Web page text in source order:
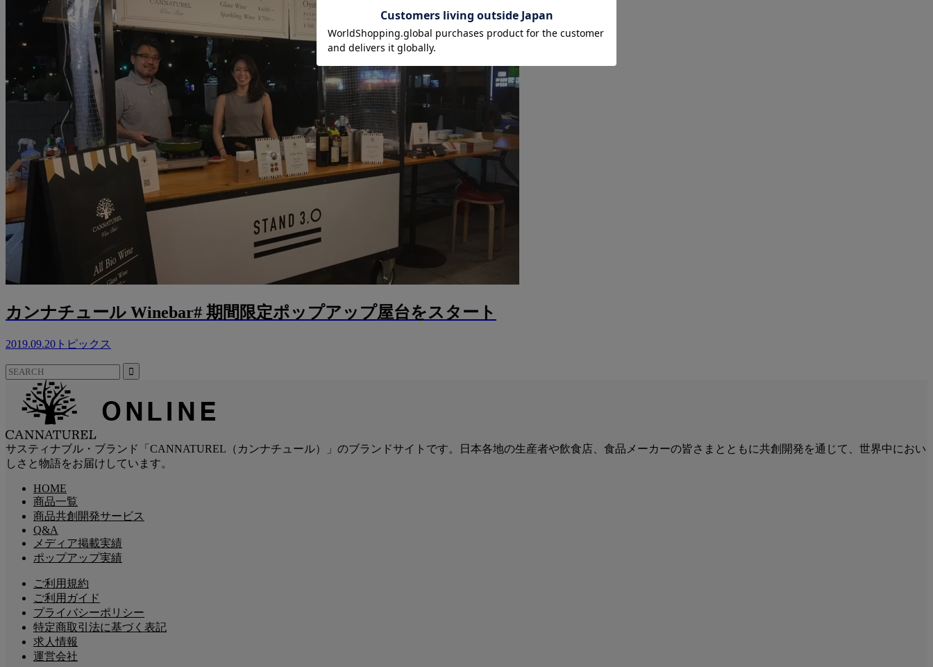
カンナチュール Winebar# 期間限定ポップアップ屋台をスタート
2019.09.20 トピックス
サスティナブル・ブランド「CANNATUREL（カンナチュール）」のブランドサイトです。日本各地の生産者や飲食店、食品メーカーの皆さまとともに共創開発を通じて、世界中におい
しさと物語をお届けしています。
HOME
商品一覧
商品共創開発サービス
Q&A
メディア掲載実績
ポップアップ実績
ご利用規約
ご利用ガイド
プライバシーポリシー
特定商取引法に基づく表記
求人情報
運営会社